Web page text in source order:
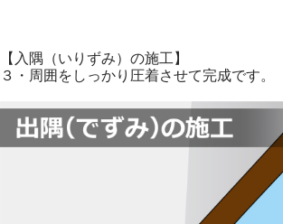
【入隅（いりずみ）の施工】
３・周囲をしっかり圧着させて完成です。